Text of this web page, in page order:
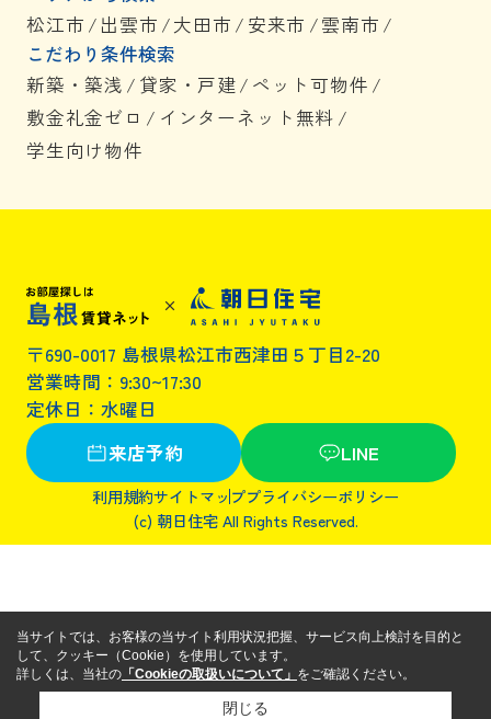
松江市 / 出雲市 /大田市 / 安来市 /雲南市 /
こだわり条件検索
新築・築浅 / 貸家・戸建/ ペット可物件 /
敷金礼金ゼロ / インターネット無料 /
学生向け物件
〒690-0017 島根県松江市西津田５丁目2-20
営業時間：9:30~17:30
定休日：水曜日
来店予約
LINE
利用規約サイトマッププライバシーポリシー
(c) 朝日住宅 All Rights Reserved.
当サイトでは、お客様の当サイト利用状況把握、サービス向上検討を目的と
して、クッキー（Cookie）を使用しています。
詳しくは、当社の 「Cookieの取扱いについて」 をご確認ください。
閉じる